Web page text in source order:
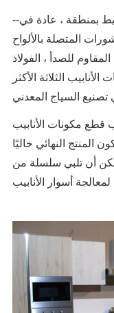
--بمنطقة ، عادة في
المتصلة بالألواح
للصدأ ، الفولاذ
الثلاثة الأكثر
قطع مكونات الأنابيب
المنتج النهائي خاليًا
أن تلبي سلسلة من